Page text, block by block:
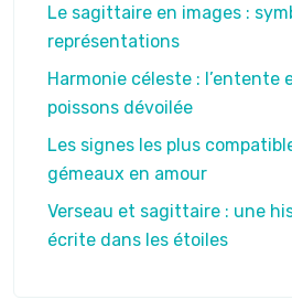
Le sagittaire en images :
représentations
Harmonie céleste : l’entente
poissons dévoilée
Les signes les plus
gémeaux en amour
Verseau et sagittaire : une
écrite dans les étoiles